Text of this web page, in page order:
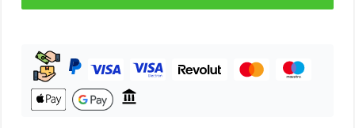
https://www.em-
art.it/information/about-
cookies